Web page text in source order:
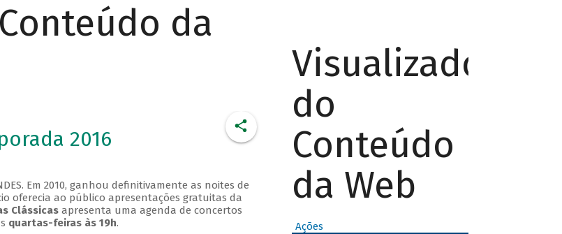
da
2016
Em 2010, ganhou definitivamente as noites de
oferecia ao público apresentações gratuitas da
Clássicasapresenta uma agenda de concertos
quartas-feiras às 19h.
Visualizador
do
Conteúdo
da Web
Ações